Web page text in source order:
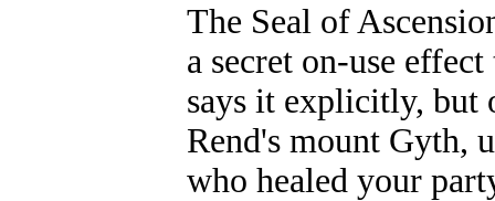
The Seal of
a secret on-use
says it explicitly, but
Rend's mount Gyth,
who healed your